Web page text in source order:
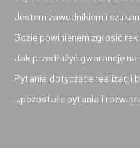
Jestem zawodnikiem i
Gdzie powinienem zgłosić
Jak przedłużyć gwarancję
Pytania dotyczące realizacji
...pozostałe pytania i